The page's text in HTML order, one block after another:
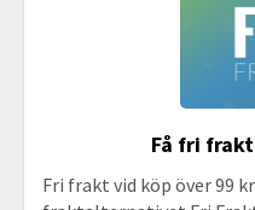
Få fri
Fri frakt vid köp över 99